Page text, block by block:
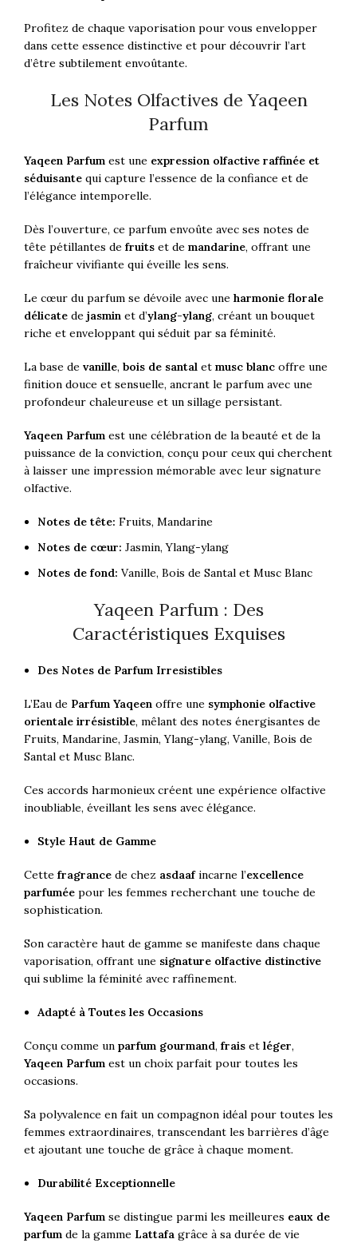
Profitez de chaque vaporisation pour vous envelopper
dans cette essence distinctive et pour découvrir l’art
d’être subtilement envoûtante.
Les Notes Olfactives de Yaqeen
Parfum
Yaqeen Parfum est une expression olfactive raffinée et
séduisante qui capture l’essence de la confiance et de
l’élégance intemporelle.
Dès l’ouverture, ce parfum envoûte avec ses notes de
tête pétillantes de fruits et de mandarine, offrant une
fraîcheur vivifiante qui éveille les sens.
Le cœur du parfum se dévoile avec une harmonie florale
délicate de jasmin et d’ylang-ylang, créant un bouquet
riche et enveloppant qui séduit par sa féminité.
La base de vanille, bois de santal et musc blanc offre une
finition douce et sensuelle, ancrant le parfum avec une
profondeur chaleureuse et un sillage persistant.
Yaqeen Parfum est une célébration de la beauté et de la
puissance de la conviction, conçu pour ceux qui cherchent
à laisser une impression mémorable avec leur signature
olfactive.
Notes de tête: Fruits, Mandarine
Notes de cœur: Jasmin, Ylang-ylang
Notes de fond: Vanille, Bois de Santal et Musc Blanc
Yaqeen Parfum : Des
Caractéristiques Exquises
Des Notes de Parfum Irresistibles
L’Eau de Parfum Yaqeen offre une symphonie olfactive
orientale irrésistible, mêlant des notes énergisantes de
Fruits, Mandarine, Jasmin, Ylang-ylang, Vanille, Bois de
Santal et Musc Blanc.
Ces accords harmonieux créent une expérience olfactive
inoubliable, éveillant les sens avec élégance.
Style Haut de Gamme
Cette fragrance de chez asdaafincarne l’excellence
parfumée pour les femmes recherchant une touche de
sophistication.
Son caractère haut de gamme se manifeste dans chaque
vaporisation, offrant une signature olfactive distinctive
qui sublime la féminité avec raffinement.
Adapté à Toutes les Occasions
Conçu comme un parfum gourmand, frais et léger,
Yaqeen Parfum est un choix parfait pour toutes les
occasions.
Sa polyvalence en fait un compagnon idéal pour toutes les
femmes extraordinaires, transcendant les barrières d’âge
et ajoutant une touche de grâce à chaque moment.
Durabilité Exceptionnelle
Yaqeen Parfum se distingue parmi les meilleures eaux de
parfum de la gamme Lattafa grâce à sa durée de vie